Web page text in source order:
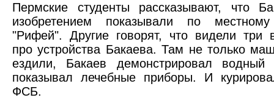
Пермские студенты рассказывают, что
изобретением показывали по местному
"Рифей". Другие говорят, что видели три
про устройства Бакаева. Там не только
ездили, Бакаев демонстрировал водный
показывал лечебные приборы. И
ФСБ.